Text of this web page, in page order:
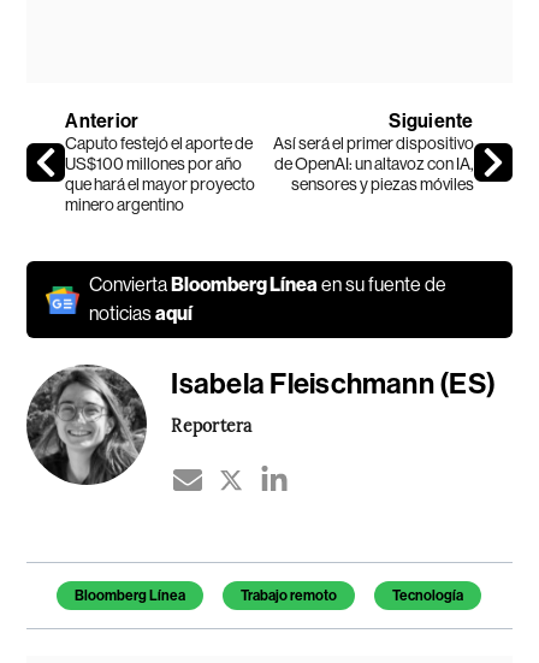
Anterior
Caputo festejó el aporte de
US$100 millones por año
que hará el mayor proyecto
minero argentino
Siguiente
Así será el primer dispositivo
de OpenAI: un altavoz con IA,
sensores y piezas móviles
Convierta Bloomberg Líneaen su fuente de
noticiasaquí
Isabela Fleischmann (ES)
Reportera
Temas de este artículo
Bloomberg Línea Trabajo remoto Tecnología